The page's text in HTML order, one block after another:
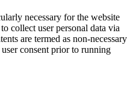
necessary for the website
collect user personal data via
are termed as non-necessary
consent prior to running